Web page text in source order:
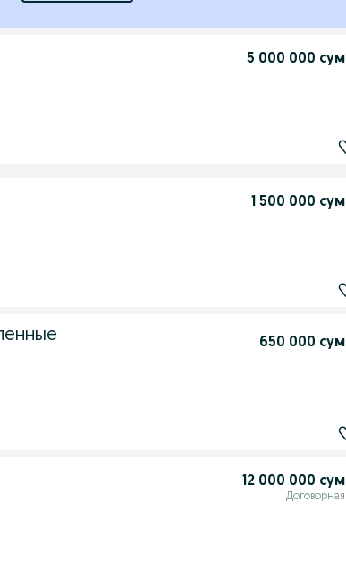
5 000 000 сум
1 500 000 сум
650 000 сум
12 000 000 сум
Договорная